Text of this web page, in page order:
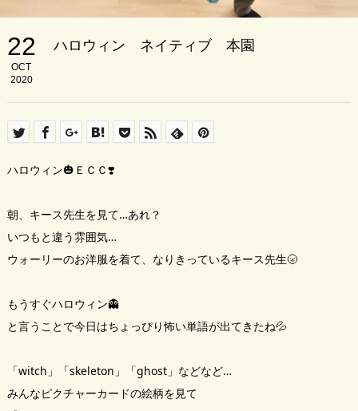
22
OCT
2020
ハロウィン ネイティブ 本園
ハロウィン🎃ＥＣＣ❣️
朝、キース先生を見て…あれ？
いつもと違う雰囲気…
ウォーリーのお洋服を着て、なりきっているキース先生🌝
もうすぐハロウィン👻
と言うことで今日はちょっぴり怖い単語が出てきたね💦
「witch」「skeleton」「ghost」などなど…
みんなピクチャーカードの絵柄を見て